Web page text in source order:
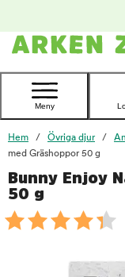
Kontakta
Meny
Hem Övriga djur
med Gräshoppor 50 g
Bunny Enjoy
50 g
foo